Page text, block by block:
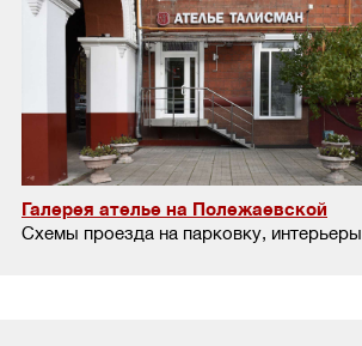
Галерея ателье на Полежаевской
Схемы проезда на парковку, интерьеры